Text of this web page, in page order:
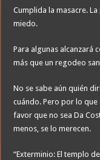
Cumplida la masacre.
miedo.
Para algunas alcanzará
más que un regodeo
No se sabe aún quién
cuándo. Pero por lo que
favor que no sea Da
menos, se lo merecen.
“Exterminio: El templo